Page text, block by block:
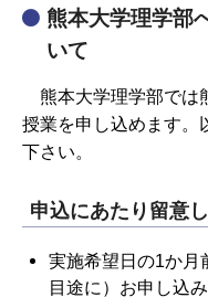
熊本大学理学部
いて
熊本大学理学部では
授業を申し込めます。
下さい。
申込にあたり留意
実施希望日の1か月
目途に）お申し込み
受験生の方
卒業生の方